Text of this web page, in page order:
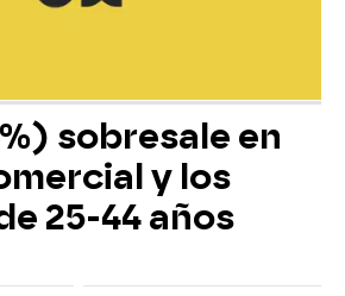
sobresale en
y los
25-44 años